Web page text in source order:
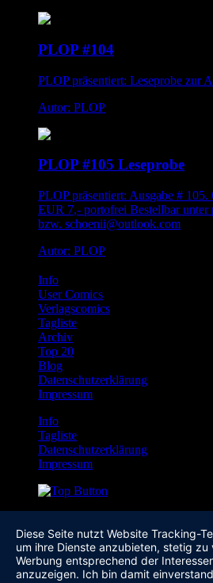
PLOP #104
PLOP präsentiert: Leseprobe zur
Autor: PLOP
PLOP #105 Leseprobe
PLOP präsentiert: Ausgabe #
EUR 7,- portofrei Bestellbar unter
bzw. schoenii@outlook.com
Autor: PLOP
Info
User Comics
Verlagscomics
Tagliste
Archiv
Top 20
Blog
Datenschutzerklärung
Impressum
Info
Tagliste
Datenschutzerklärung
Impressum
Diese Seite nutzt Website Tracking-
um ihre Dienste anzubieten, stetig zu
Werbung entsprechend der
anzuzeigen. Ich bin damit